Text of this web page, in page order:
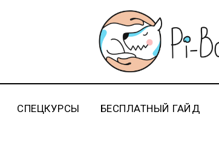
СПЕЦКУРСЫ БЕСПЛАТНЫЙ ГАЙД